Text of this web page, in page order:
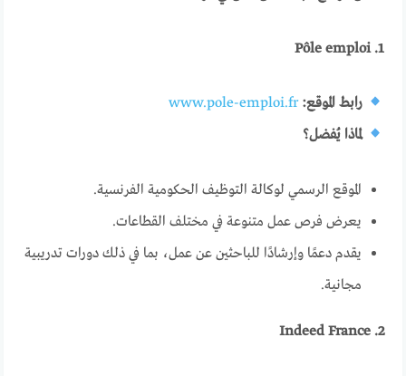
1. Pôle emploi
رابط الموقع: www.pole-emploi.fr
لماذا يُفضل؟
الموقع الرسمي لوكالة التوظيف الحكومية الفرنسية.
يعرض فرص عمل متنوعة في مختلف القطاعات.
يقدم دعمًا وإرشادًا للباحثين عن عمل، بما في ذلك دورات تدريبية
مجانية.
2. Indeed France